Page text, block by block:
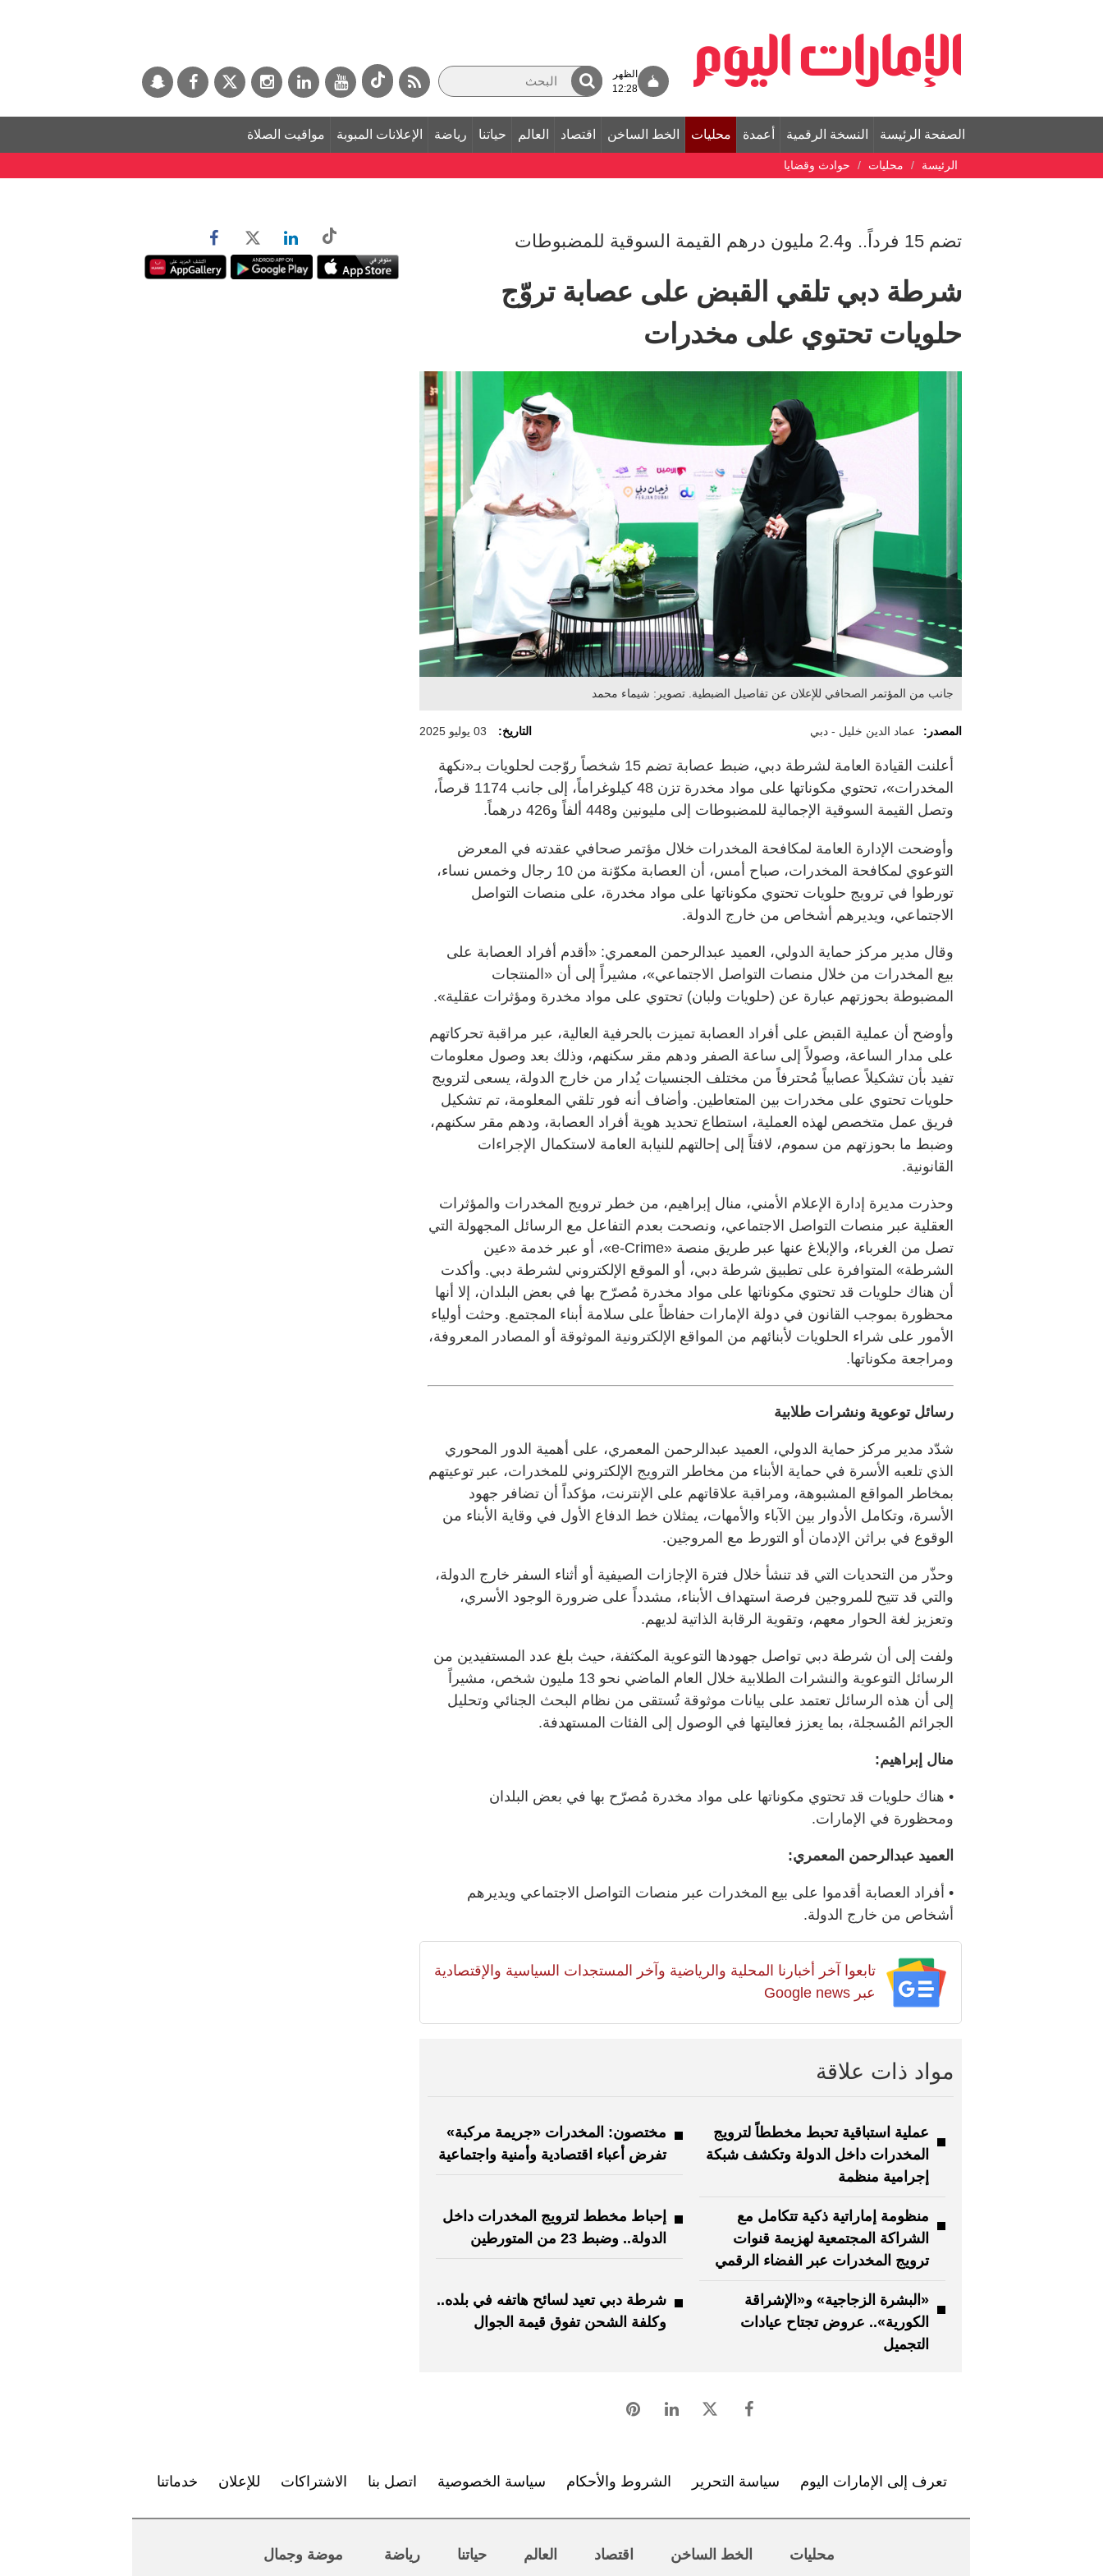
الظهر
12:28
الصفحة الرئيسة النسخة الرقمية أعمدة محليات الخط الساخن اقتصاد العالم حياتنا رياضة الإعلانات المبوبة مواقيت الصلاة
الرئيسة محليات حوادث وقضايا
تضم 15 فرداً.. و2.4 مليون درهم القيمة السوقية للمضبوطات
شرطة دبي تلقي القبض على عصابة تروّج
حلويات تحتوي على مخدرات
جانب من المؤتمر الصحافي للإعلان عن تفاصيل الضبطية. تصوير: شيماء محمد
المصدر: عماد الدين خليل - دبي التاريخ: 03 يوليو 2025
أعلنت القيادة العامة لشرطة دبي، ضبط عصابة تضم 15 شخصاً روّجت لحلويات بـ«نكهة
المخدرات»، تحتوي مكوناتها على مواد مخدرة تزن 48 كيلوغراماً، إلى جانب 1174 قرصاً،
وتصل القيمة السوقية الإجمالية للمضبوطات إلى مليونين و448 ألفاً و426 درهماً.
وأوضحت الإدارة العامة لمكافحة المخدرات خلال مؤتمر صحافي عقدته في المعرض
التوعوي لمكافحة المخدرات، صباح أمس، أن العصابة مكوّنة من 10 رجال وخمس نساء،
تورطوا في ترويج حلويات تحتوي مكوناتها على مواد مخدرة، على منصات التواصل
الاجتماعي، ويديرهم أشخاص من خارج الدولة.
وقال مدير مركز حماية الدولي، العميد عبدالرحمن المعمري: «أقدم أفراد العصابة على
بيع المخدرات من خلال منصات التواصل الاجتماعي»، مشيراً إلى أن «المنتجات
المضبوطة بحوزتهم عبارة عن (حلويات ولبان) تحتوي على مواد مخدرة ومؤثرات عقلية».
وأوضح أن عملية القبض على أفراد العصابة تميزت بالحرفية العالية، عبر مراقبة تحركاتهم
على مدار الساعة، وصولاً إلى ساعة الصفر ودهم مقر سكنهم، وذلك بعد وصول معلومات
تفيد بأن تشكيلاً عصابياً مُحترفاً من مختلف الجنسيات يُدار من خارج الدولة، يسعى لترويج
حلويات تحتوي على مخدرات بين المتعاطين. وأضاف أنه فور تلقي المعلومة، تم تشكيل
فريق عمل متخصص لهذه العملية، استطاع تحديد هوية أفراد العصابة، ودهم مقر سكنهم،
وضبط ما بحوزتهم من سموم، لافتاً إلى إحالتهم للنيابة العامة لاستكمال الإجراءات
القانونية.
وحذرت مديرة إدارة الإعلام الأمني، منال إبراهيم، من خطر ترويج المخدرات والمؤثرات
العقلية عبر منصات التواصل الاجتماعي، ونصحت بعدم التفاعل مع الرسائل المجهولة التي
تصل من الغرباء، والإبلاغ عنها عبر طريق منصة «e-Crime»، أو عبر خدمة «عين
الشرطة» المتوافرة على تطبيق شرطة دبي، أو الموقع الإلكتروني لشرطة دبي. وأكدت
أن هناك حلويات قد تحتوي مكوناتها على مواد مخدرة مُصرّح بها في بعض البلدان، إلا أنها
محظورة بموجب القانون في دولة الإمارات حفاظاً على سلامة أبناء المجتمع. وحثت أولياء
الأمور على شراء الحلويات لأبنائهم من المواقع الإلكترونية الموثوقة أو المصادر المعروفة،
ومراجعة مكوناتها.
رسائل توعوية ونشرات طلابية
شدّد مدير مركز حماية الدولي، العميد عبدالرحمن المعمري، على أهمية الدور المحوري
الذي تلعبه الأسرة في حماية الأبناء من مخاطر الترويج الإلكتروني للمخدرات، عبر توعيتهم
بمخاطر المواقع المشبوهة، ومراقبة علاقاتهم على الإنترنت، مؤكداً أن تضافر جهود
الأسرة، وتكامل الأدوار بين الآباء والأمهات، يمثلان خط الدفاع الأول في وقاية الأبناء من
الوقوع في براثن الإدمان أو التورط مع المروجين.
وحذّر من التحديات التي قد تنشأ خلال فترة الإجازات الصيفية أو أثناء السفر خارج الدولة،
والتي قد تتيح للمروجين فرصة استهداف الأبناء، مشدداً على ضرورة الوجود الأسري،
وتعزيز لغة الحوار معهم، وتقوية الرقابة الذاتية لديهم.
ولفت إلى أن شرطة دبي تواصل جهودها التوعوية المكثفة، حيث بلغ عدد المستفيدين من
الرسائل التوعوية والنشرات الطلابية خلال العام الماضي نحو 13 مليون شخص، مشيراً
إلى أن هذه الرسائل تعتمد على بيانات موثوقة تُستقى من نظام البحث الجنائي وتحليل
الجرائم المُسجلة، بما يعزز فعاليتها في الوصول إلى الفئات المستهدفة.
منال إبراهيم:
• هناك حلويات قد تحتوي مكوناتها على مواد مخدرة مُصرّح بها في بعض البلدان
ومحظورة في الإمارات.
العميد عبدالرحمن المعمري:
• أفراد العصابة أقدموا على بيع المخدرات عبر منصات التواصل الاجتماعي ويديرهم
أشخاص من خارج الدولة.
تابعوا آخر أخبارنا المحلية والرياضية وآخر المستجدات السياسية والإقتصادية
عبر Google news
مواد ذات علاقة
عملية استباقية تحبط مخططاً لترويج
المخدرات داخل الدولة وتكشف شبكة
إجرامية منظمة
مختصون: المخدرات «جريمة مركبة»
تفرض أعباء اقتصادية وأمنية واجتماعية
منظومة إماراتية ذكية تتكامل مع
الشراكة المجتمعية لهزيمة قنوات
ترويج المخدرات عبر الفضاء الرقمي
إحباط مخطط لترويج المخدرات داخل
الدولة.. وضبط 23 من المتورطين
«البشرة الزجاجية» و«الإشراقة
الكورية».. عروض تجتاح عيادات
التجميل
شرطة دبي تعيد لسائح هاتفه في بلده..
وكلفة الشحن تفوق قيمة الجوال
تعرف إلى الإمارات اليوم سياسة التحرير الشروط والأحكام سياسة الخصوصية اتصل بنا الاشتراكات للإعلان خدماتنا
محليات الخط الساخن اقتصاد العالم حياتنا رياضة موضة وجمال